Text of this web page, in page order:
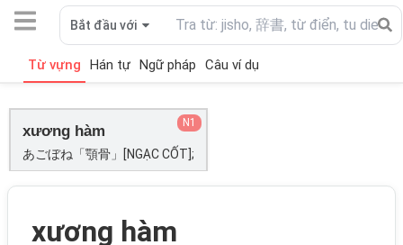
Bắt đầu với
Từ vựng Hán tự Ngữ pháp Câu ví dụ
xương hàm
あごぼね「顎骨」[NGẠC CỐT];
N1
xương hàm